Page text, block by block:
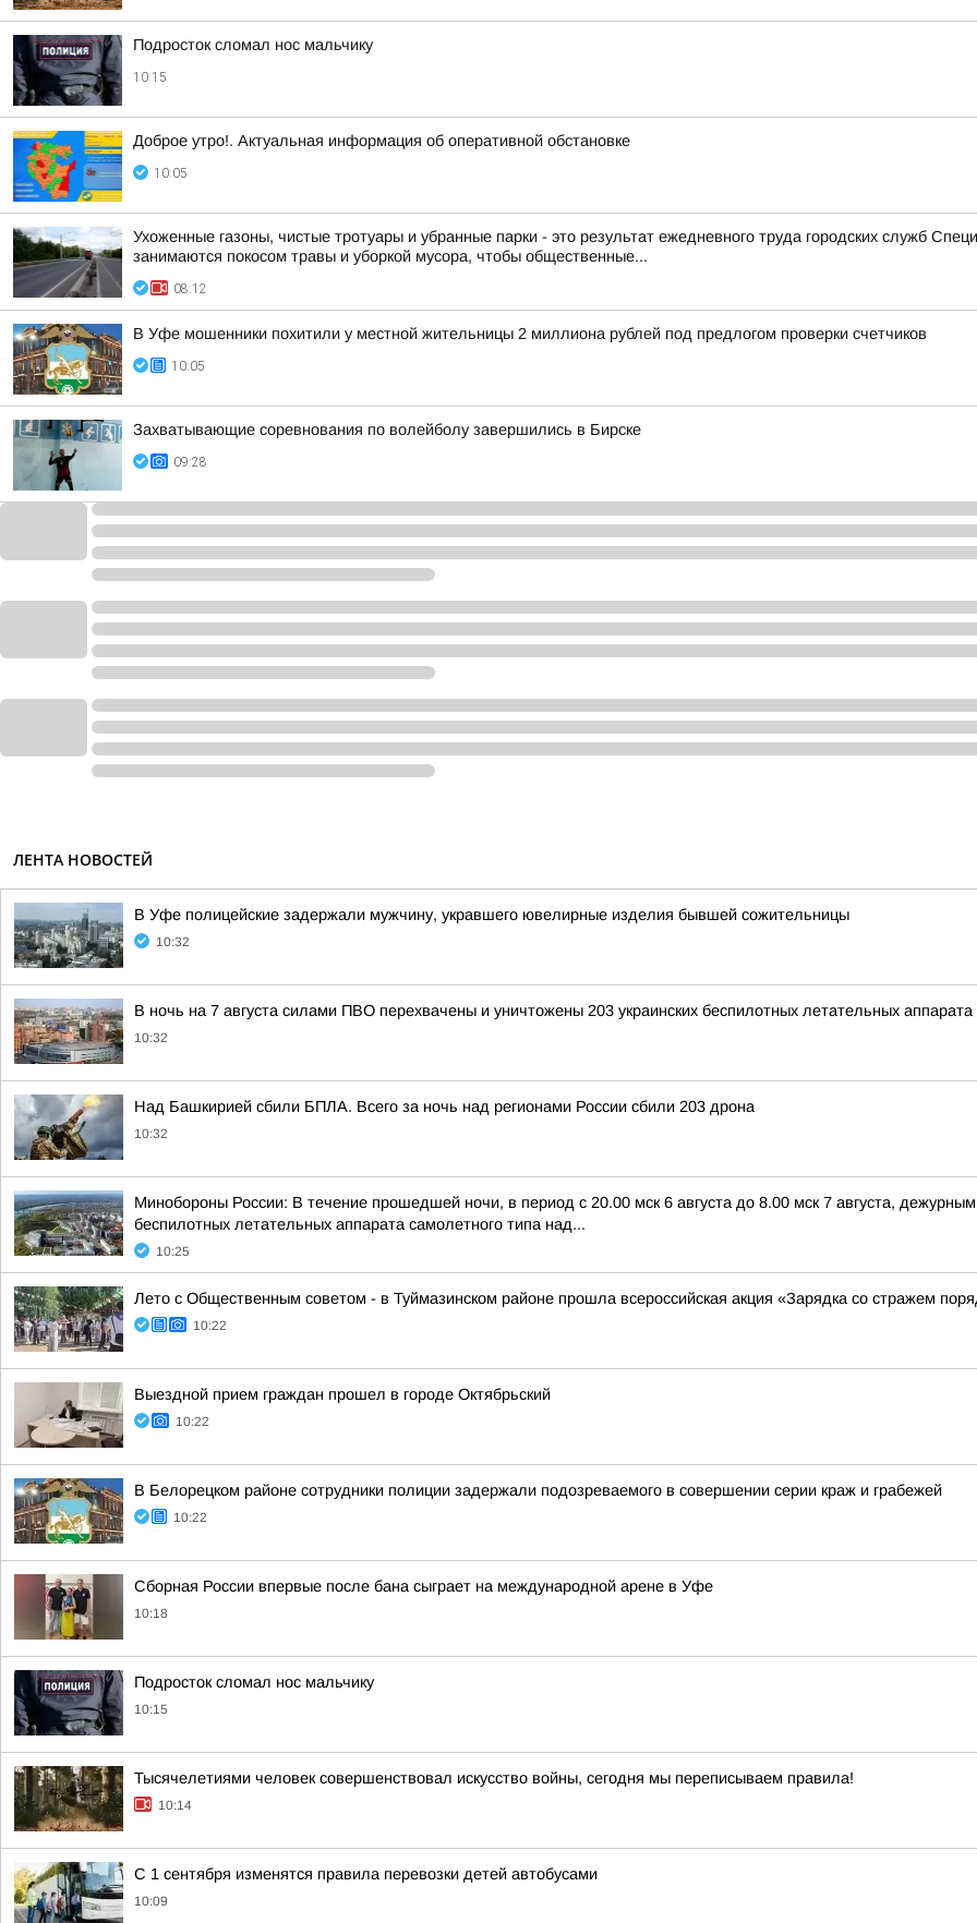
Подросток сломал нос мальчику
10:15
Доброе утро!. Актуальная информация об оперативной обстановке
10:05
Ухоженные газоны, чистые тротуары и убранные парки - это результат ежедневного труда городских служб
занимаются покосом травы и уборкой мусора, чтобы общественные...
08:12
В Уфе мошенники похитили у местной жительницы 2 миллиона рублей под предлогом проверки счетчиков
10:05
Захватывающие соревнования по волейболу завершились в Бирске
09:28
ЛЕНТА НОВОСТЕЙ
В Уфе полицейские задержали мужчину, укравшего ювелирные изделия бывшей сожительницы
10:32
В ночь на 7 августа силами ПВО перехвачены и уничтожены 203 украинских беспилотных летательных аппарата
10:32
Над Башкирией сбили БПЛА. Всего за ночь над регионами России сбили 203 дрона
10:32
Минобороны России: В течение прошедшей ночи, в период с 20.00 мск 6 августа до 8.00 мск 7 августа,
беспилотных летательных аппарата самолетного типа над...
10:25
Лето с Общественным советом - в Туймазинском районе прошла всероссийская акция «Зарядка со стражем
10:22
Выездной прием граждан прошел в городе Октябрьский
10:22
В Белорецком районе сотрудники полиции задержали подозреваемого в совершении серии краж и грабежей
10:22
Сборная России впервые после бана сыграет на международной арене в Уфе
10:18
Подросток сломал нос мальчику
10:15
Тысячелетиями человек совершенствовал искусство войны, сегодня мы переписываем правила!
10:14
С 1 сентября изменятся правила перевозки детей автобусами
10:09